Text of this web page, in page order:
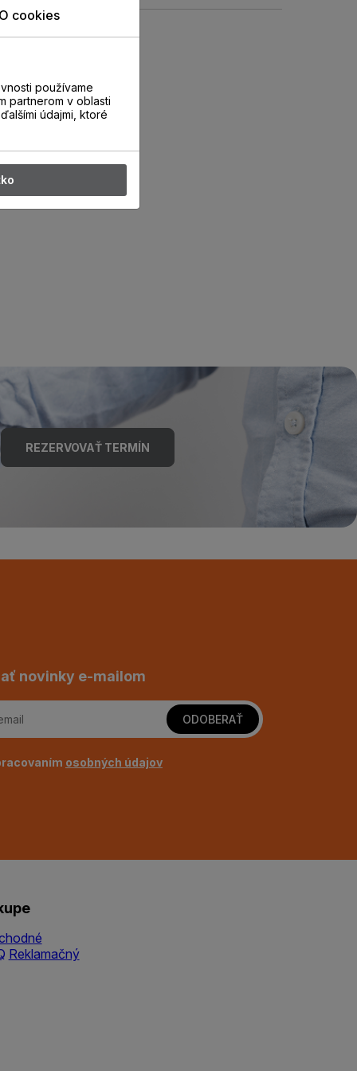
REZERVOVAŤ TERMÍN
novinky e-mailom
ODOBERAŤ
osobných údajov
Reklamačný
cookies
používame
partnerom v oblasti
údajmi, ktoré